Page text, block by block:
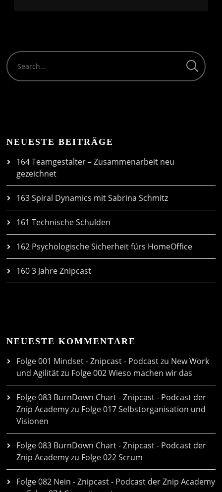
NEUESTE BEITRÄGE
164 Teamgestalter – Zusammenarbeit neu
gezeichnet
163 Spiral Dynamics mit Sabrina Schmitz
161 Technische Schulden
162 Psychologische Sicherheit fürs HomeOffice
160 3 Jahre Znipcast
NEUESTE KOMMENTARE
Folge 001 Mindset - Znipcast - Podcast zu New Work
und Agilitätzu Folge 002 Wieso machen wir das
Folge 083 BurnDown Chart - Znipcast - Podcast der
Znip Academyzu Folge 017 Selbstorganisation und
Visionen
Folge 083 BurnDown Chart - Znipcast - Podcast der
Znip Academyzu Folge 022 Scrum
Folge 082 Nein - Znipcast - Podcast der Znip Academy